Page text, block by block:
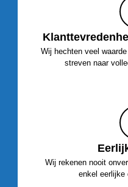
Wij hechten veel
streven naar
Wij rekenen nooit
enkel eerlijke